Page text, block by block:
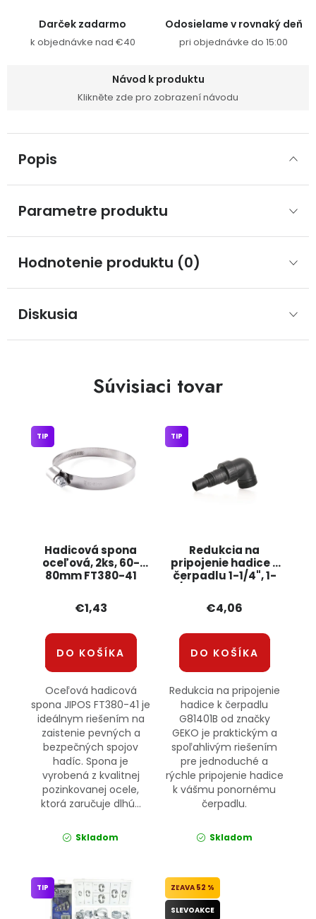
Darček zadarmo
k objednávke nad €40
Odosielame v rovnaký deň
pri objednávke do 15:00
Návod k produktu
Klikněte zde pro zobrazení návodu
Popis
Parametre produktu
Hodnotenie produktu (0)
Diskusia
Súvisiaci tovar
Hadicová spona
oceľová, 2ks, 60-
80mm FT380-41
TIP
€1,43
DO KOŠÍKA
Oceľová hadicová
spona JIPOS FT380-41 je
ideálnym riešením na
zaistenie pevných a
bezpečných spojov
hadíc. Spona je
vyrobená z kvalitnej
pozinkovanej ocele,
ktorá zaručuje dlhú...
Skladom
Redukcia na
pripojenie hadice k
čerpadlu 1-1/4", 1-
TIP
€4,06
DO KOŠÍKA
Redukcia na pripojenie
hadice k čerpadlu
G81401B od značky
GEKO je praktickým a
spoľahlivým riešením
pre jednoduché a
rýchle pripojenie hadice
k vášmu ponornému
čerpadlu.
Skladom
TIP 52 %
SLEVOAKCE